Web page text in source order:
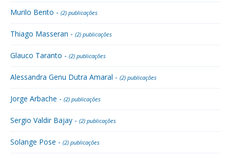
Murilo Bento - (2) publicações
Thiago Masseran - (2) publicações
Glauco Taranto - (2) publicações
Alessandra Genu Dutra Amaral - (2) publicações
Jorge Arbache - (2) publicações
Sergio Valdir Bajay - (2) publicações
Solange Pose - (2) publicações